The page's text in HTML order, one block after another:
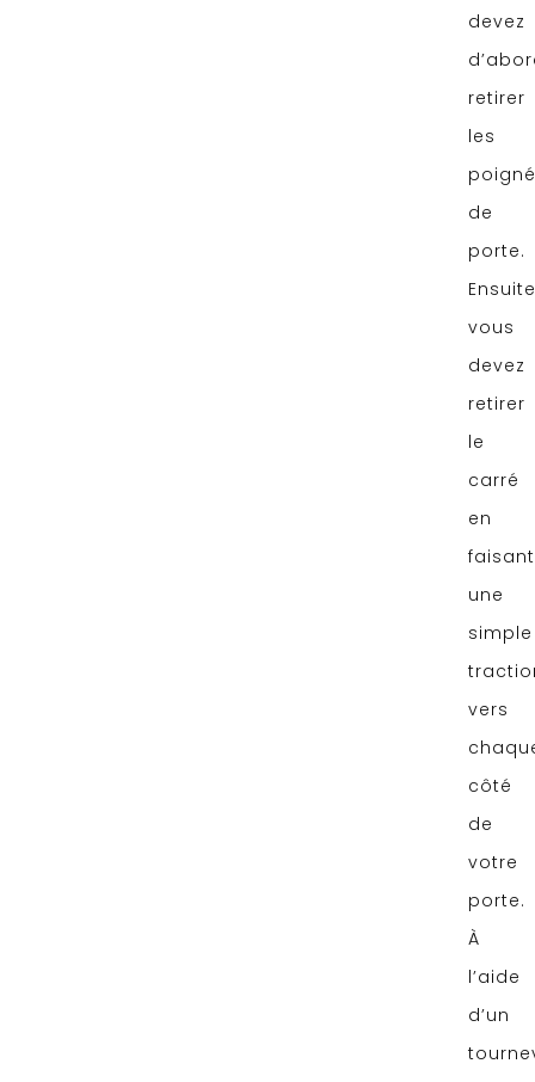
devez
retirer
les
de
porte.
vous
devez
retirer
le
carré
en
faisant
une
simple
vers
côté
de
votre
porte.
À
l’aide
d’un